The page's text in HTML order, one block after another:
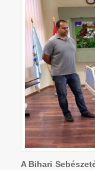
A Bihari